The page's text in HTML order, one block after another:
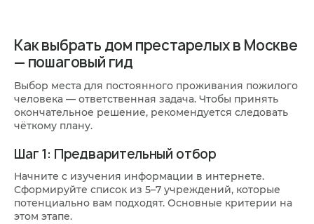
потребности каждого.
условия проживания, высокий уровень
персонального ухода, больше возможностей для
размещения, гибкие условия договора. Часто
напоминает гостиницу или оздоровительный
центр. Государственный интернат. Основное
преимущество — доступная стоимость или
бесплатное размещение. Однако стоит
учитывать возможную очередь на заселение,
более скромные условия и
стандартизированный, менее гибкий подход к
уходу.
Как выбрать дом престарелых в Москве
— пошаговый гид
Выбор места для постоянного проживания пожилого
человека — ответственная задача. Чтобы принять
окончательное решение, рекомендуется следовать
чёткому плану.
Шаг 1: Предварительный отбор
Начните с изучения информации в интернете.
Сформируйте список из 5–7 учреждений, которые
потенциально вам подходят. Основные критерии на
этом этапе.